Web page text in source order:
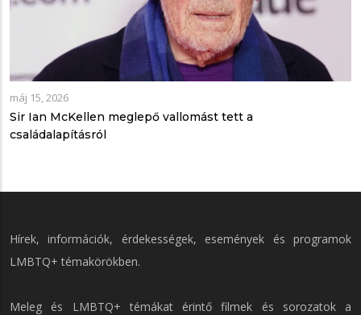
máj 15, 2026
Sir Ian McKellen meglepő vallomást tett a
családalapításról
Hírek, információk, érdekességek, események és programok
LMBTQ+ témakörökben.
Meleg és LMBTQ+ témákat érintő filmek és sorozatok a